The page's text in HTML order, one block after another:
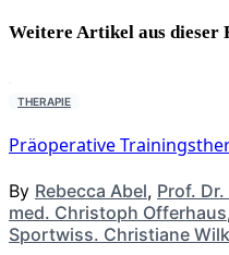
Weitere Artikel aus dieser
THERAPIE
Präoperative
By Rebecca Abel, Prof.
med. Christoph Offerhaus
Sportwiss. Christiane